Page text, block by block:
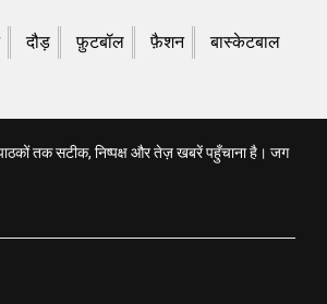
दौड़ फ़ुटबॉल फ़ैशन बास्केटबाल
पाठकों तक सटीक, निष्पक्ष और तेज़ खबरें पहुँचाना है। जग